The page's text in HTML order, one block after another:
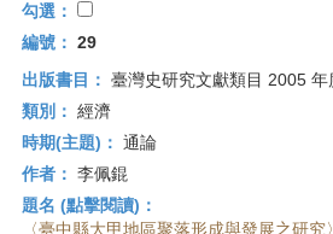
勾選：
編號： 29
出版書目： 臺灣史研究文獻類目 2005 年
類別： 經濟
時期(主題)： 通論
作者： 李佩錕
題名 (點擊閱讀)：
〈臺中縣大甲地區聚落形成與發展之研